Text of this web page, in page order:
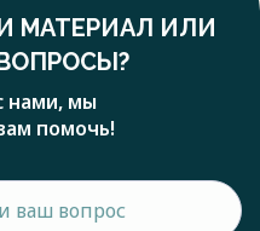
МАТЕРИАЛ ИЛИ
нами, мы
помочь!